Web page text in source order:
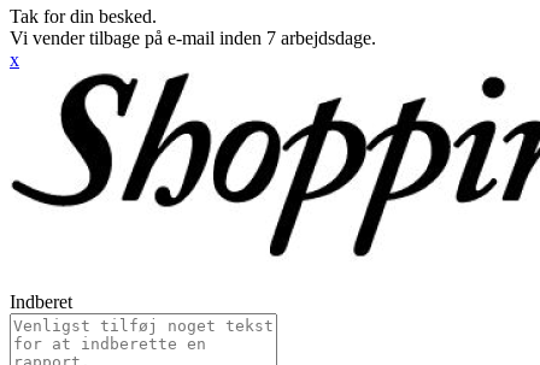
Tak for din besked.
Vi vender tilbage på e-mail inden 7 arbejdsdage.
x
Indberet